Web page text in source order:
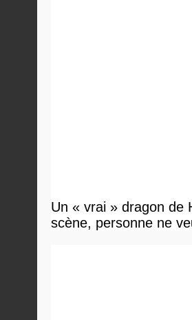
Un « vrai » dragon de
scène, personne ne